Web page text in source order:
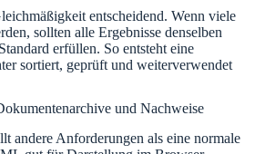
entscheidend. Wenn viele
sollten alle Ergebnisse denselben
erfüllen. So entsteht eine
sortiert, geprüft und weiterverwendet
und Nachweise
andere Anforderungen als eine normale